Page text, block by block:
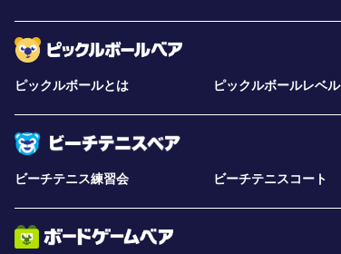
ピックルボールとは ピックルボールレベル
ビーチテニス練習会 ビーチテニスコート